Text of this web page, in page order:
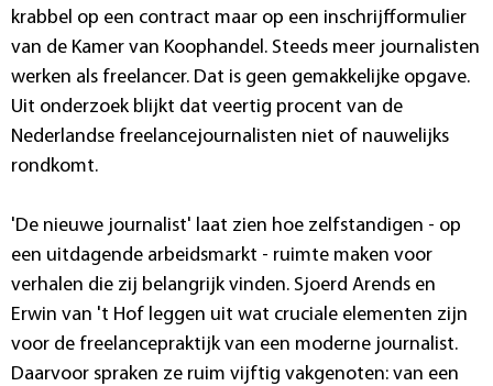
krabbel op een contract maar op een inschrijfformulier
van de Kamer van Koophandel. Steeds meer journalisten
werken als freelancer. Dat is geen gemakkelijke opgave.
Uit onderzoek blijkt dat veertig procent van de
Nederlandse freelancejournalisten niet of nauwelijks
rondkomt.
'De nieuwe journalist' laat zien hoe zelfstandigen - op
een uitdagende arbeidsmarkt - ruimte maken voor
verhalen die zij belangrijk vinden. Sjoerd Arends en
Erwin van 't Hof leggen uit wat cruciale elementen zijn
voor de freelancepraktijk van een moderne journalist.
Daarvoor spraken ze ruim vijftig vakgenoten: van een